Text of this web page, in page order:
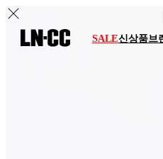
SALE신상품브